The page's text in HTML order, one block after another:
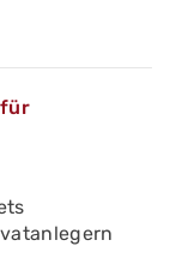
für